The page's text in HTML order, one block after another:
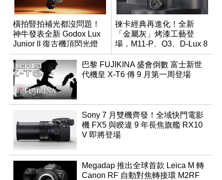
橫拍豎拍補光都沒問題！
神牛發表全新 Godox Lux
Junior II 復古機頂閃光燈
徠卡經典再進化！全新
「金屬灰」烤漆工藝登
場，M11-P、Q3、D-Lux 8
領銜換裝
巴黎 FUJIKINA 盛會倒數 富士新世
代機皇 X-T6 傳 9 月第一周登場
Sony 7 月雙機齊發！全域快門電影
機 FX5 與睽違 9 年長焦旗艦 RX10
V 即將登場
Megadap 推出全球首款 Leica M 轉
Canon RF 自動對焦轉接環 M2RF